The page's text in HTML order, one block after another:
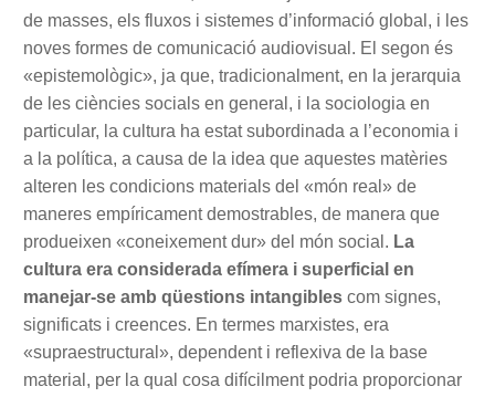
de masses, els fluxos i sistemes d’informació global, i les
noves formes de comunicació audiovisual. El segon és
«epistemològic», ja que, tradicionalment, en la jerarquia
de les ciències socials en general, i la sociologia en
particular, la cultura ha estat subordinada a l’economia i
a la política, a causa de la idea que aquestes matèries
alteren les condicions materials del «món real» de
maneres empíricament demostrables, de manera que
produeixen «coneixement dur» del món social. La
cultura era considerada efímera i superficial en
manejar-se amb qüestions intangibles com signes,
significats i creences. En termes marxistes, era
«supraestructural», dependent i reflexiva de la base
material, per la qual cosa difícilment podria proporcionar